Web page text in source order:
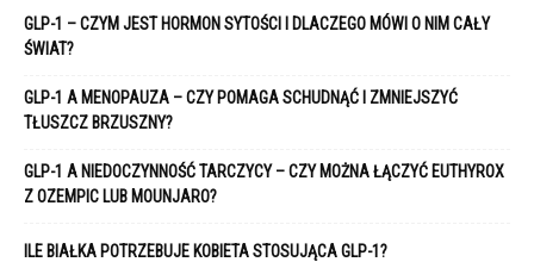
GLP-1 – CZYM JEST HORMON SYTOŚCI I DLACZEGO MÓWI O NIM CAŁY
ŚWIAT?
GLP-1 A MENOPAUZA – CZY POMAGA SCHUDNĄĆ I ZMNIEJSZYĆ
TŁUSZCZ BRZUSZNY?
GLP-1 A NIEDOCZYNNOŚĆ TARCZYCY – CZY MOŻNA ŁĄCZYĆ EUTHYROX
Z OZEMPIC LUB MOUNJARO?
ILE BIAŁKA POTRZEBUJE KOBIETA STOSUJĄCA GLP-1?